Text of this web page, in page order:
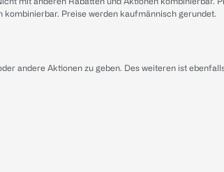
kombinierbar. Preise werden kaufmännisch gerundet.
andere Aktionen zu geben. Des weiteren ist